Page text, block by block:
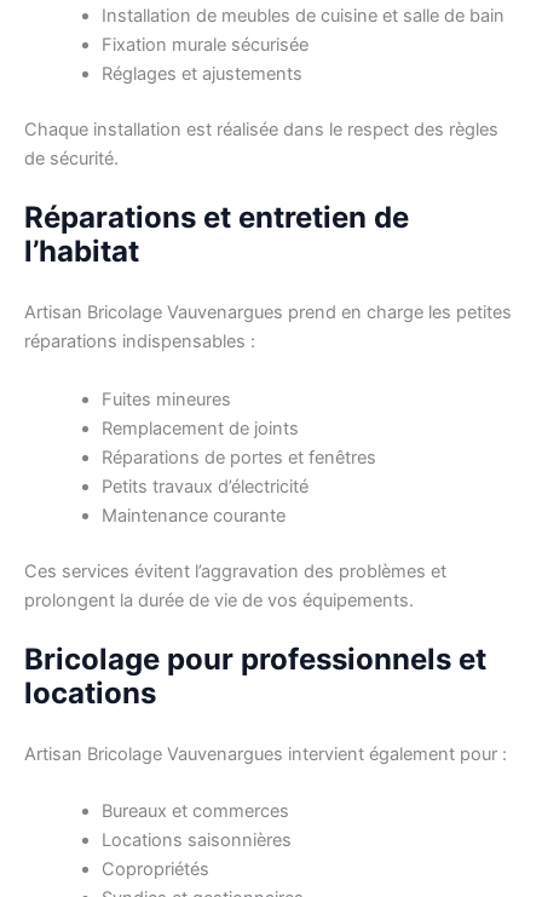
Installation de meubles de cuisine et salle de bain
Fixation murale sécurisée
Réglages et ajustements
Chaque installation est réalisée dans le respect des règles
de sécurité.
Réparations et entretien de
l’habitat
Artisan Bricolage Vauvenargues prend en charge les petites
réparations indispensables :
Fuites mineures
Remplacement de joints
Réparations de portes et fenêtres
Petits travaux d’électricité
Maintenance courante
Ces services évitent l’aggravation des problèmes et
prolongent la durée de vie de vos équipements.
Bricolage pour professionnels et
locations
Artisan Bricolage Vauvenargues intervient également pour :
Bureaux et commerces
Locations saisonnières
Copropriétés